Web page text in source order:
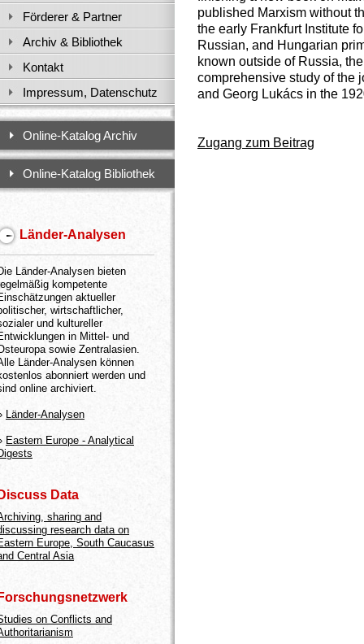
published Marxism without
the early Frankfurt Institute
Russian, and Hungarian
known outside of Russia,
comprehensive study of the
and Georg Lukács in the
Zugang zum Beitrag
Förderer & Partner
Archiv & Bibliothek
Kontakt
Impressum, Datenschutz
Online-Katalog Archiv
Online-Katalog Bibliothek
Länder-Analysen
Länder-Analysen bieten
kompetente
aktueller
wirtschaftlicher,
und kultureller
in Mittel- und
sowie Zentralasien.
Länder-Analysen können
abonniert werden und
online archiviert.
Länder-Analysen
Eastern Europe - Analytical
Data
sharing and
research data on
Europe, South Caucasus
Central Asia
on Conflicts and